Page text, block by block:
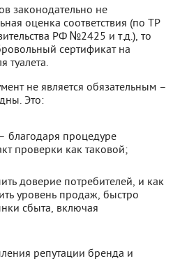
законодательно не
оценка соответствия (по ТР
РФ №2425 и т.д.), то
сертификат на
туалета.
не является обязательным –
Это:
благодаря процедуре
проверки как таковой;
доверие потребителей, и как
уровень продаж, быстро
сбыта, включая
репутации бренда и